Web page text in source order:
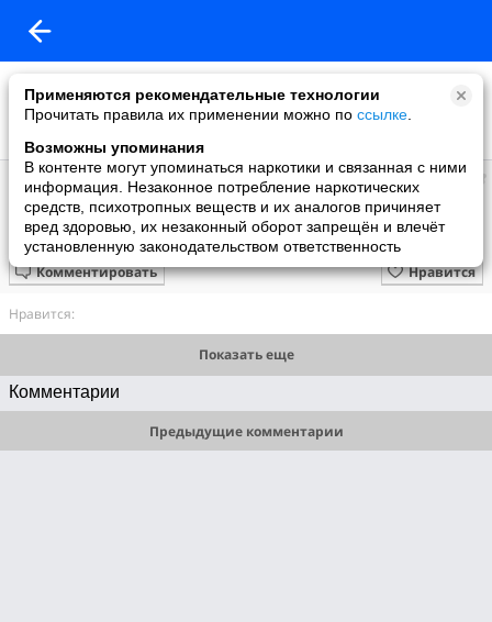
Применяются рекомендательные технологии
Прочитать правила их применении можно по ссылке
Возможны упоминания
В контенте могут упоминаться наркотики и связанная с ними
информация. Незаконное потребление наркотических
средств, психотропных веществ и их аналогов причиняет
вред здоровью, их незаконный оборот запрещён и влечёт
установленную законодательством ответственность
Евгения
добавила видео
11.01.2010
28 стаканы
Нравится
Комментировать
Нравится:
Показать еще
Комментарии
Предыдущие комментарии